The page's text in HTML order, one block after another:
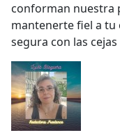
conforman nuestra
mantenerte fiel a
segura con las